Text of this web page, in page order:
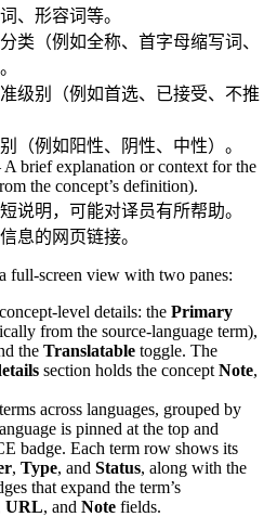
、形容词等。
类（例如全称、首字母缩写词、
级别（例如首选、已接受、不推
（例如阳性、阴性、中性）。
brief explanation or context for the
the concept’s definition).
说明，可能对译员有所帮助。
息的网页链接。
full-screen view with two panes:
level details: the Primary
from the source-language term),
the Translatable toggle. The
section holds the concept Note,
across languages, grouped by
is pinned at the top and
badge. Each term row shows its
, Type, and Status, along with the
that expand the term’s
URL, and Note fields.